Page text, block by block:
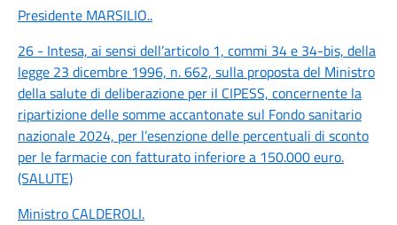
Presidente MARSILIO..
26 - Intesa, ai sensi dell’articolo 1, commi 34 e 34-bis, della
legge 23 dicembre 1996, n. 662, sulla proposta del Ministro
della salute di deliberazione per il CIPESS, concernente la
ripartizione delle somme accantonate sul Fondo sanitario
nazionale 2024, per l’esenzione delle percentuali di sconto
per le farmacie con fatturato inferiore a 150.000 euro.
(SALUTE)
Ministro CALDEROLI.